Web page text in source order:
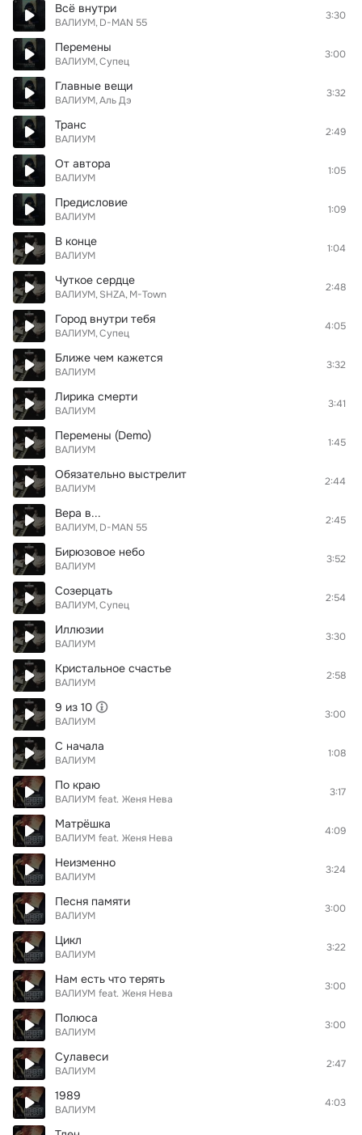
Всё внутри
ВАЛИУМ D-MAN 55
3:30
Перемены
ВАЛИУМ Супец
3:00
Главные вещи
ВАЛИУМ Аль Дэ
3:32
Транс
ВАЛИУМ
2:49
От автора
ВАЛИУМ
1:05
Предисловие
ВАЛИУМ
1:09
В конце
ВАЛИУМ
1:04
Чуткое сердце
ВАЛИУМ SHZA M-Town
2:48
Город внутри тебя
ВАЛИУМ Супец
4:05
Ближе чем кажется
ВАЛИУМ
3:32
Лирика смерти
ВАЛИУМ
3:41
Перемены (Demo)
ВАЛИУМ
1:45
Обязательно выстрелит
ВАЛИУМ
2:44
Вера в...
ВАЛИУМ D-MAN 55
2:45
Бирюзовое небо
ВАЛИУМ
3:52
Созерцать
ВАЛИУМ Супец
2:54
Иллюзии
ВАЛИУМ
3:30
Кристальное счастье
ВАЛИУМ
2:58
9 из 10
ВАЛИУМ
3:00
С начала
ВАЛИУМ
1:08
По краю
ВАЛИУМ feat. Женя Нева
3:17
Матрёшка
ВАЛИУМ feat. Женя Нева
4:09
Неизменно
ВАЛИУМ
3:24
Песня памяти
ВАЛИУМ
3:00
Цикл
ВАЛИУМ
3:22
Нам есть что терять
ВАЛИУМ feat. Женя Нева
3:00
Полюса
ВАЛИУМ
3:00
Сулавеси
ВАЛИУМ
2:47
1989
ВАЛИУМ
4:03